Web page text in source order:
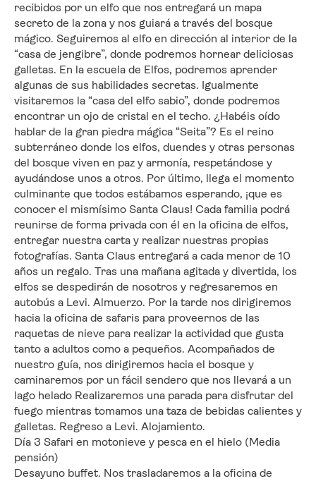
recibidos por un elfo que nos entregará un mapa
secreto de la zona y nos guiará a través del bosque
mágico. Seguiremos al elfo en dirección al interior de la
“casa de jengibre”, donde podremos hornear deliciosas
galletas. En la escuela de Elfos, podremos aprender
algunas de sus habilidades secretas. Igualmente
visitaremos la “casa del elfo sabio”, donde podremos
encontrar un ojo de cristal en el techo. ¿Habéis oído
hablar de la gran piedra mágica “Seita”? Es el reino
subterráneo donde los elfos, duendes y otras personas
del bosque viven en paz y armonía, respetándose y
ayudándose unos a otros. Por último, llega el momento
culminante que todos estábamos esperando, ¡que es
conocer el mismísimo Santa Claus! Cada familia podrá
reunirse de forma privada con él en la oficina de elfos,
entregar nuestra carta y realizar nuestras propias
fotografías. Santa Claus entregará a cada menor de 10
años un regalo. Tras una mañana agitada y divertida, los
elfos se despedirán de nosotros y regresaremos en
autobús a Levi. Almuerzo. Por la tarde nos dirigiremos
hacia la oficina de safaris para proveernos de las
raquetas de nieve para realizar la actividad que gusta
tanto a adultos como a pequeños. Acompañados de
nuestro guía, nos dirigiremos hacia el bosque y
caminaremos por un fácil sendero que nos llevará a un
lago helado Realizaremos una parada para disfrutar del
fuego mientras tomamos una taza de bebidas calientes y
galletas. Regreso a Levi. Alojamiento.
Día 3 Safari en motonieve y pesca en el hielo (Media
pensión)
Desayuno buffet. Nos trasladaremos a la oficina de